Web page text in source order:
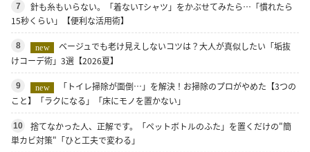
7
針も糸もいらない。「着ないTシャツ」をかぶせてみたら…「慣れたら
15秒くらい」【便利な活用術】
8 new
ベージュでも老け見えしないコツは？大人が真似したい「垢抜
けコーデ術」3選【2026夏】
9 new
「トイレ掃除が面倒…」を解決！お掃除のプロがやめた【3つの
こと】「ラクになる」「床にモノを置かない」
10
捨てなかった人、正解です。「ペットボトルのふた」を置くだけの"簡
単カビ対策"「ひと工夫で変わる」